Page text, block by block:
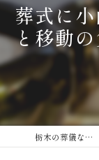
葬式に
と移動
栃木の葬儀なら小山あんしん葬祭